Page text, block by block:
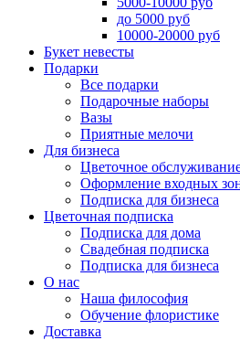
до 5000 руб
10000-20000 руб
Букет невесты
Подарки
Все подарки
Подарочные наборы
Вазы
Приятные мелочи
Для бизнеса
Цветочное
Оформление входных
Подписка для бизнеса
Цветочная подписка
Подписка для дома
Свадебная подписка
Подписка для бизнеса
О нас
Наша философия
Обучение флористике
Доставка